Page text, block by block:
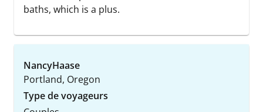
baths, which is a plus.
NancyHaase
Portland, Oregon
Type de voyageurs